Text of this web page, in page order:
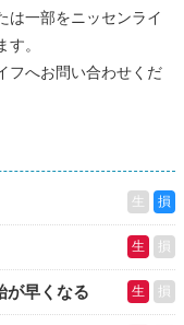
は一部をニッセンライ
。
フへお問い合わせくだ
生 損
生 損
が早くなる 生 損